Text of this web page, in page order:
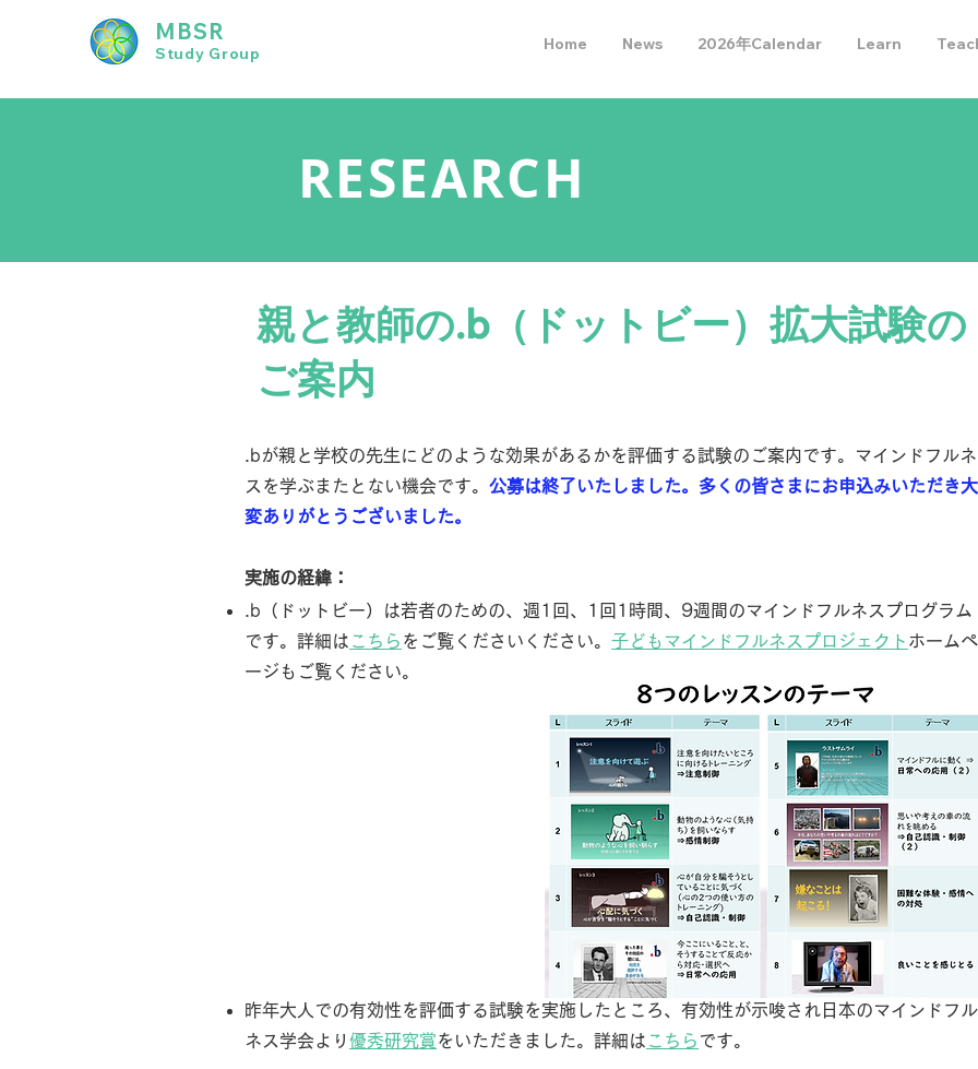
MBSR
Study Group Home News 2026年Calendar Learn
RESEARCH
​親と教師の.b（ドットビー）拡大試験の
ご案内
.bが親と学校の先生にどのような効果があるかを評価する試験のご案内です。マインドフルネ
スを学ぶまたとない機会です。 公募は終了いたしました。多くの皆さまにお申込みいただき大
変ありがとうございました。
実施の経緯：
.b（ドットビー）は若者のための、週1回、1回1時間、9週間のマインドフルネスプログラム
です。詳細は こちら をご覧くださいください。 子どもマインドフルネスプロジェクト ホームペ
ージもご覧ください。
昨年大人での有効性を評価する試験を実施したところ、有効性が示唆され日本のマインドフル
ネス学会より 優秀研究賞をいただきました。詳細は こちら です。